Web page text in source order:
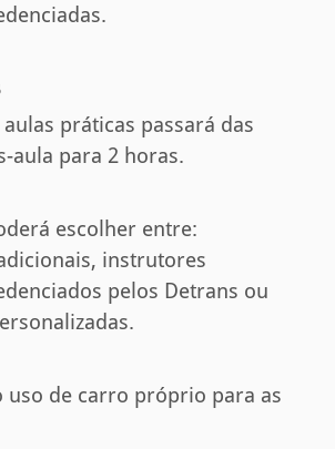
práticas passará das
aula para 2 horas.
escolher entre:
instrutores
pelos Detrans ou
uso de carro próprio para as